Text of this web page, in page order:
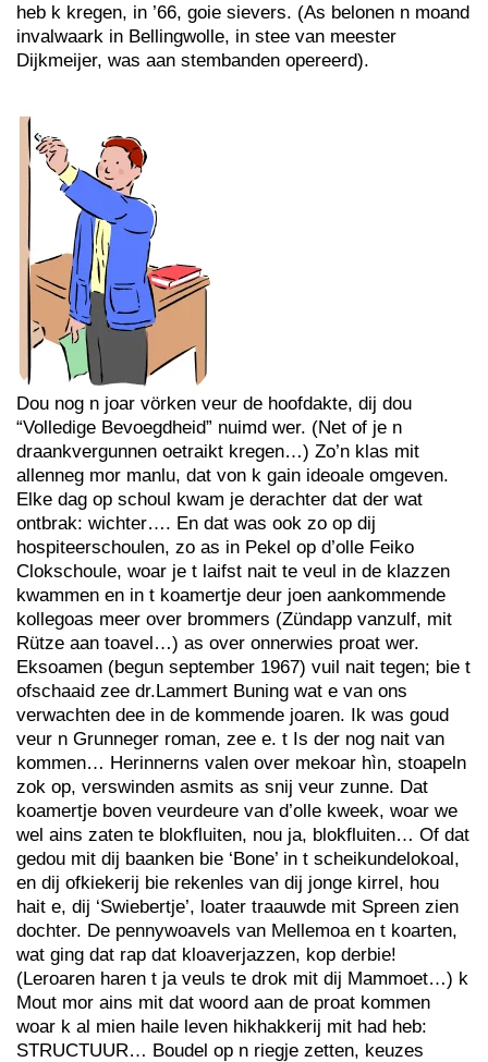
heb k kregen, in ’66, goie sievers. (As belonen n moand
invalwaark in Bellingwolle, in stee van meester
Dijkmeijer, was aan stembanden opereerd).
Dou nog n joar vörken veur de hoofdakte, dij dou
“Volledige Bevoegdheid” nuimd wer. (Net of je n
draankvergunnen oetraikt kregen…) Zo’n klas mit
allenneg mor manlu, dat von k gain ideoale omgeven.
Elke dag op schoul kwam je derachter dat der wat
ontbrak: wichter…. En dat was ook zo op dij
hospiteerschoulen, zo as in Pekel op d’olle Feiko
Clokschoule, woar je t laifst nait te veul in de klazzen
kwammen en in t koamertje deur joen aankommende
kollegoas meer over brommers (Zündapp vanzulf, mit
Rütze aan toavel…) as over onnerwies proat wer.
Eksoamen (begun september 1967) vuil nait tegen; bie t
ofschaaid zee dr.Lammert Buning wat e van ons
verwachten dee in de kommende joaren. Ik was goud
veur n Grunneger roman, zee e. t Is der nog nait van
kommen… Herinnerns valen over mekoar hìn, stoapeln
zok op, verswinden asmits as snij veur zunne. Dat
koamertje boven veurdeure van d’olle kweek, woar we
wel ains zaten te blokfluiten, nou ja, blokfluiten… Of dat
gedou mit dij baanken bie ‘Bone’ in t scheikundelokoal,
en dij ofkiekerij bie rekenles van dij jonge kirrel, hou
hait e, dij ‘Swiebertje’, loater traauwde mit Spreen zien
dochter. De pennywoavels van Mellemoa en t koarten,
wat ging dat rap dat kloaverjazzen, kop derbie!
(Leroaren haren t ja veuls te drok mit dij Mammoet…) k
Mout mor ains mit dat woord aan de proat kommen
woar k al mien haile leven hikhakkerij mit had heb:
STRUCTUUR… Boudel op n riegje zetten, keuzes